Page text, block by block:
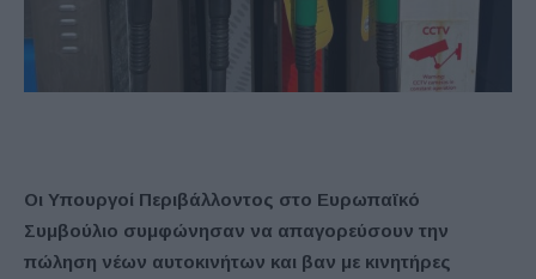
Οι Υπουργοί Περιβάλλοντος στο Ευρωπαϊκό
Συμβούλιο συμφώνησαν να απαγορεύσουν την
πώληση νέων αυτοκινήτων και βαν με κινητήρες